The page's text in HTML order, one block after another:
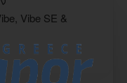
Vibe SE &